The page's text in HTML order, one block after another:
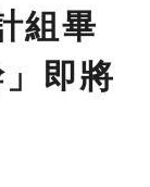
組畢
即將